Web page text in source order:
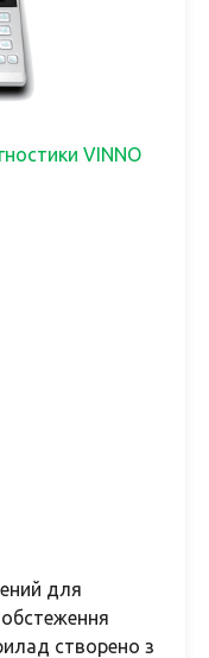
VINNO
для
створено з